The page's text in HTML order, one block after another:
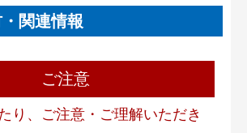
関連情報
ご注意
り、ご注意・ご理解いただき